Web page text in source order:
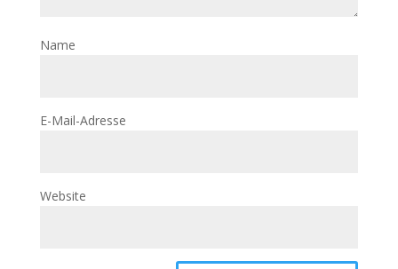
Name
E-Mail-Adresse
Website